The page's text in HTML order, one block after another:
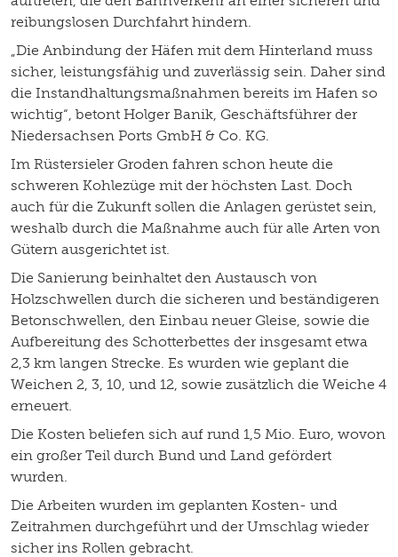
reibungslosen Durchfahrt hindern.
„Die Anbindung der Häfen mit dem Hinterland muss
sicher, leistungsfähig und zuverlässig sein. Daher sind
die Instandhaltungsmaßnahmen bereits im Hafen so
wichtig“, betont Holger Banik, Geschäftsführer der
Niedersachsen Ports GmbH & Co. KG.
Im Rüstersieler Groden fahren schon heute die
schweren Kohlezüge mit der höchsten Last. Doch
auch für die Zukunft sollen die Anlagen gerüstet sein,
weshalb durch die Maßnahme auch für alle Arten von
Gütern ausgerichtet ist.
Die Sanierung beinhaltet den Austausch von
Holzschwellen durch die sicheren und beständigeren
Betonschwellen, den Einbau neuer Gleise, sowie die
Aufbereitung des Schotterbettes der insgesamt etwa
2,3 km langen Strecke. Es wurden wie geplant die
Weichen 2, 3, 10, und 12, sowie zusätzlich die Weiche 4
erneuert.
Die Kosten beliefen sich auf rund 1,5 Mio. Euro, wovon
ein großer Teil durch Bund und Land gefördert
wurden.
Die Arbeiten wurden im geplanten Kosten- und
Zeitrahmen durchgeführt und der Umschlag wieder
sicher ins Rollen gebracht.